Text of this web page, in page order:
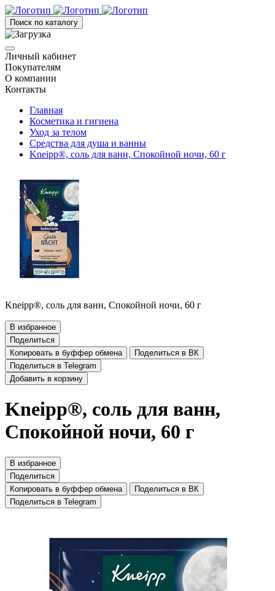
Поиск по каталогу
Личный кабинет
Покупателям
О компании
Контакты
Главная
Косметика и гигиена
Уход за телом
Средства для душа и ванны
Kneipp®, соль для ванн, Спокойной ночи, 60 г
Kneipp®, соль для ванн, Спокойной ночи, 60 г
В избранное
Поделиться
Копировать в буффер обмена
Поделиться в ВК
Поделиться в Telegram
Добавить в корзину
Kneipp®, соль для ванн,
Спокойной ночи, 60 г
В избранное
Поделиться
Копировать в буффер обмена
Поделиться в ВК
Поделиться в Telegram